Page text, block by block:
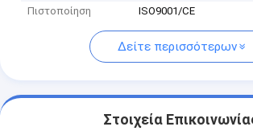
Πιστοποίηση
ISO9001/CE
Δείτε περισσότερων
Στοιχεία